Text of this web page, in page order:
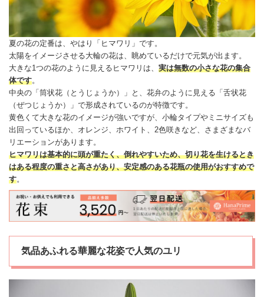
夏の花の定番は、やはり「 ヒマワリ 」です。
太陽をイメージさせる大輪の花は、眺めているだけで元気が出ます。
大きな1つの花のように見える ヒマワリ は、 実は無数の小さな花の集合
体です。
中央の「筒状花（とうじょうか）」と、花弁のように見える「舌状花
（ぜつじょうか）」で形成されているのが特徴です。
黄色くて大きな花のイメージが強いですが、小輪タイプやミニサイズも
出回っているほか、オレンジ、ホワイト、2色咲きなど、さまざまなバ
リエーションがあります。
ヒマワリは基本的に頭が重たく、倒れやすいため、切り花を生けるとき
はある程度の重さと高さがあり、安定感のある花瓶の使用がおすすめで
す。
気品あふれる華麗な花姿で人気のユリ